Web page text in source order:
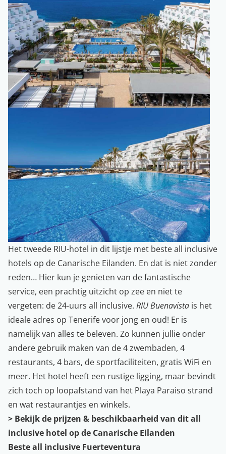
Het tweede RIU-hotel in dit lijstje met beste all inclusive
hotels op de Canarische Eilanden. En dat is niet zonder
reden… Hier kun je genieten van de fantastische
service, een prachtig uitzicht op zee en niet te
vergeten: de 24-uurs all inclusive. RIU Buenavista is het
ideale adres op Tenerife voor jong en oud! Er is
namelijk van alles te beleven. Zo kunnen jullie onder
andere gebruik maken van de 4 zwembaden, 4
restaurants, 4 bars, de sportfaciliteiten, gratis WiFi en
meer. Het hotel heeft een rustige ligging, maar bevindt
zich toch op loopafstand van het Playa Paraiso strand
en wat restaurantjes en winkels.
> Bekijk de prijzen & beschikbaarheid van dit all
inclusive hotel op de Canarische Eilanden
Beste all inclusive Fuerteventura